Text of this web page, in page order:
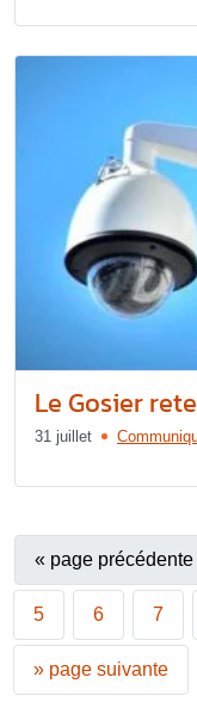
Le Gosier
31 juillet
« page précédente
5 6 7
» page suivante